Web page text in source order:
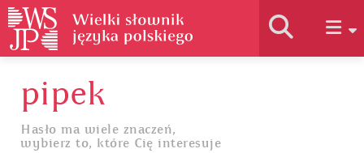
Jak korzystać
pipek
Hasło ma wiele znaczeń,
wybierz to, które Cię interesuje